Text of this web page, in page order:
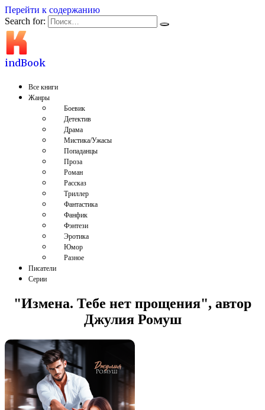
Перейти к содержанию
Search for:
indBook
Все книги
Жанры
Боевик
Детектив
Драма
Мистика/Ужасы
Попаданцы
Проза
Роман
Рассказ
Триллер
Фантастика
Фанфик
Фэнтези
Эротика
Юмор
Разное
Писатели
Серии
"Измена. Тебе нет прощения", автор
Джулия Ромуш